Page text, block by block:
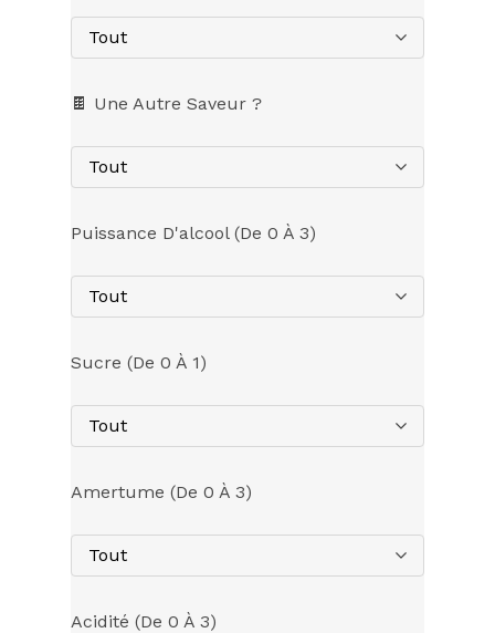
Tout
🍫 Une Autre Saveur ?
Tout
Puissance D'alcool (de 0 À 3)
Tout
Sucre (de 0 À 1)
Tout
Amertume (de 0 À 3)
Tout
Acidité (de 0 À 3)